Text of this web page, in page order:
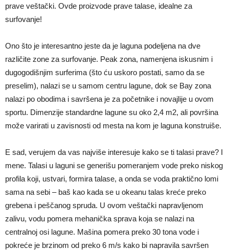
prave veštački. Ovde proizvode prave talase, idealne za
surfovanje!
Ono što je interesantno jeste da je laguna podeljena na dve
različite zone za surfovanje. Peak zona, namenjena iskusnim i
dugogodišnjim surferima (što ću uskoro postati, samo da se
preselim), nalazi se u samom centru lagune, dok se Bay zona
nalazi po obodima i savršena je za početnike i novajlije u ovom
sportu. Dimenzije standardne lagune su oko 2,4 m2, ali površina
može varirati u zavisnosti od mesta na kom je laguna konstruiše.
E sad, verujem da vas najviše interesuje kako se ti talasi prave? I
mene. Talasi u laguni se generišu pomeranjem vode preko niskog
profila koji, ustvari, formira talase, a onda se voda praktično lomi
sama na sebi – baš kao kada se u okeanu talas kreće preko
grebena i peščanog spruda. U ovom veštački napravljenom
zalivu, vodu pomera mehanička sprava koja se nalazi na
centralnoj osi lagune. Mašina pomera preko 30 tona vode i
pokreće je brzinom od preko 6 m/s kako bi napravila savršen